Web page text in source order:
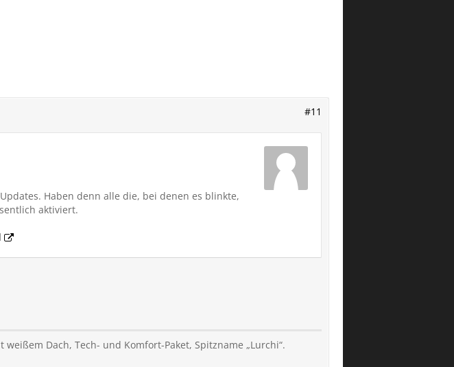
#11
Haben denn alle die, bei denen es blinkte,
aktiviert.
Dach, Tech- und Komfort-Paket, Spitzname „Lurchi“.